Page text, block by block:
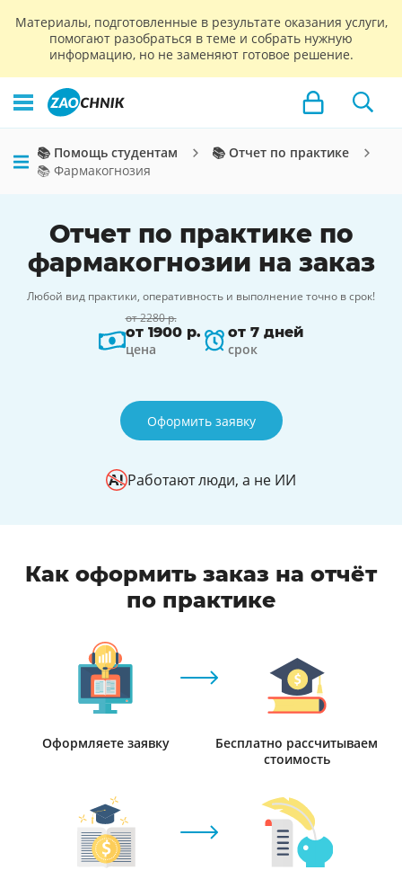
Материалы, подготовленные в результате оказания услуги,
помогают разобраться в теме и собрать нужную
информацию, но не заменяют готовое решение.
📚 Помощь студентам
📚 Отчет по практике
📚 Фармакогнозия
Отчет по практике по
фармакогнозии на заказ
Любой вид практики, оперативность и выполнение точно в срок!
от 2280 р.
от 1900 р.
цена
от 7 дней
срок
Оформить заявку
Работают люди, а не ИИ
Как оформить заказ на отчёт
по практике
Оформляете заявку
Бесплатно рассчитываем
стоимость